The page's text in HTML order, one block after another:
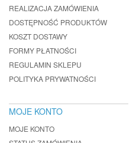
REALIZACJA ZAMÓWIENIA
DOSTĘPNOŚĆ PRODUKTÓW
KOSZT DOSTAWY
FORMY PŁATNOŚCI
REGULAMIN SKLEPU
POLITYKA PRYWATNOŚCI
MOJE KONTO
MOJE KONTO